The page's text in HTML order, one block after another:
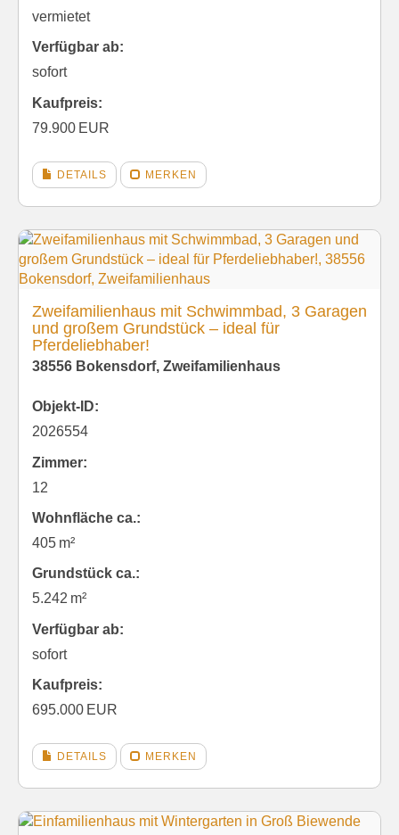
vermietet
Verfügbar ab:
sofort
Kaufpreis:
79.900 EUR
DETAILS MERKEN
Zweifamilienhaus mit Schwimmbad, 3 Garagen
und großem Grundstück – ideal für
Pferdeliebhaber!
38556 Bokensdorf, Zweifamilienhaus
Objekt-ID:
2026554
Zimmer:
12
Wohnfläche ca.:
405 m²
Grund­stück ca.:
5.242 m²
Verfügbar ab:
sofort
Kaufpreis:
695.000 EUR
DETAILS MERKEN